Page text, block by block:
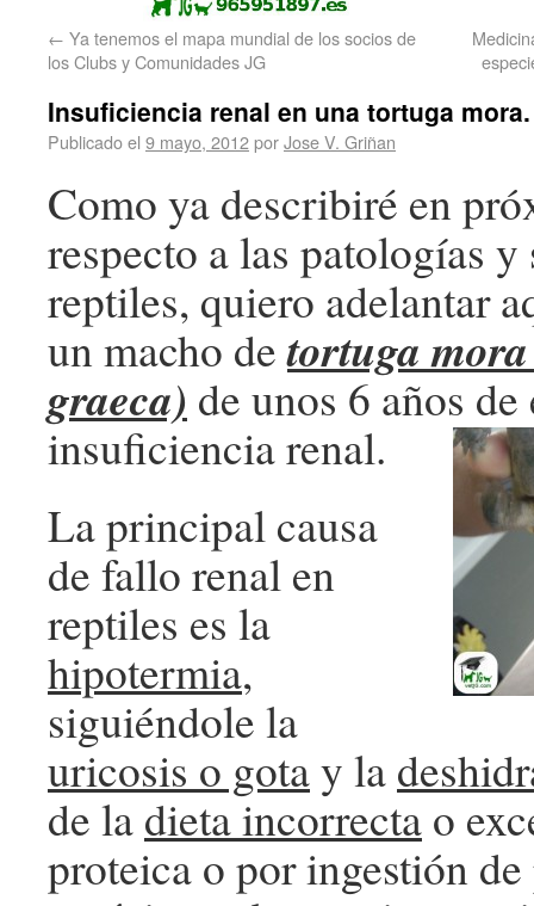
← Ya tenemos el mapa mundial de los socios de
los Clubs y Comunidades JG
Insuficiencia renal en una tortuga mora.
Publicado el 9 mayo, 2012porJose V. Griñan
Como ya describiré en
respecto a las patologías
reptiles, quiero adelantar
un macho detortuga
graeca) de unos 6 años
insuficiencia renal.
La principal causa
de fallo renal en
reptiles es la
hipotermia,
siguiéndole la
uricosis o gotay la
de ladieta incorrectao
proteica o por ingestión